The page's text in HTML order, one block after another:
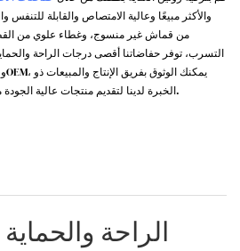
والأكثر مبيعًا وعالية الامتصاص والقابلة
من قماش غير منسوج، وغطاء علوي من القطن
التسرب، توفر حفاضاتنا أقصى درجات الراحة
الخبرة لدينا لتقديم منتجات عالية الجودة مع توصيل سريع وخيارات دفع مرنة.
الراحة